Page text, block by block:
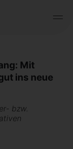
Mit
ins neue
bzw.